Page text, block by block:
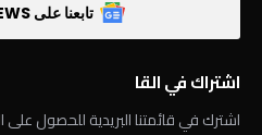
تابعنا على GOOGLE NEWS
اشتراك في القا
اشترك في قائمتنا البريدية للحصول على